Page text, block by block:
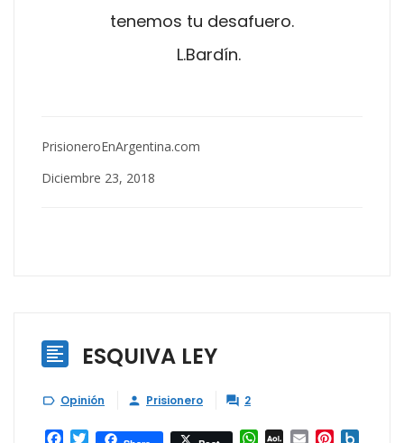
tenemos tu desafuero.
L.Bardín.
PrisioneroEnArgentina.com
Diciembre 23, 2018
 ESQUIVA LEY
 Opinión  Prisionero  2
Facebook
Twitter WhatsApp
AOL Email Pinterest